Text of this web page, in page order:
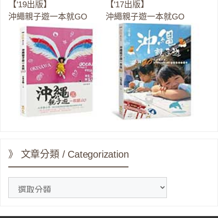
【'19出版】
沖繩親子遊一本就GO
【'17出版】
沖繩親子遊一本就GO
》 文章分類 / Categorization